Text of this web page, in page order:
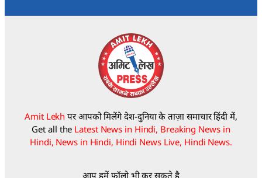
Amit Lekh पर आपको मिलेंगे देश-दुनिया के ताज़ा समाचार हिंदी में,
Get all the Latest News in Hindi, Breaking News in
Hindi, News in Hindi, Hindi News Live, Hindi News.
आप हमें फॉलो भी कर सकते है